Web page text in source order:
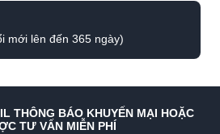
mới lên đến 365 ngày)
THÔNG BÁO KHUYẾN MẠI HOẶC
TƯ VẤN MIỄN PHÍ